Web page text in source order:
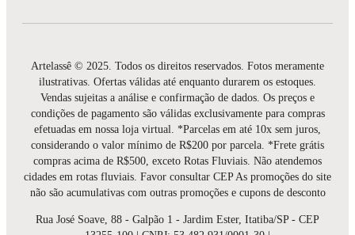
Artelassê © 2025. Todos os direitos reservados. Fotos meramente
ilustrativas. Ofertas válidas até enquanto durarem os estoques.
Vendas sujeitas a análise e confirmação de dados. Os preços e
condições de pagamento são válidas exclusivamente para compras
efetuadas em nossa loja virtual. *Parcelas em até 10x sem juros,
considerando o valor mínimo de R$200 por parcela. *Frete grátis
compras acima de R$500, exceto Rotas Fluviais. Não atendemos
cidades em rotas fluviais. Favor consultar CEP As promoções do site
não são acumulativas com outras promoções e cupons de desconto
Rua José Soave, 88 - Galpão 1 - Jardim Ester, Itatiba/SP - CEP